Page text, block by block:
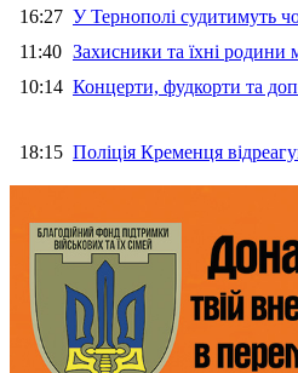
16:27 У Тернополі судитимуть
11:40 Захисники та їхні родини
10:14 Концерти, фудкорти та
18:15 Поліція Кременця